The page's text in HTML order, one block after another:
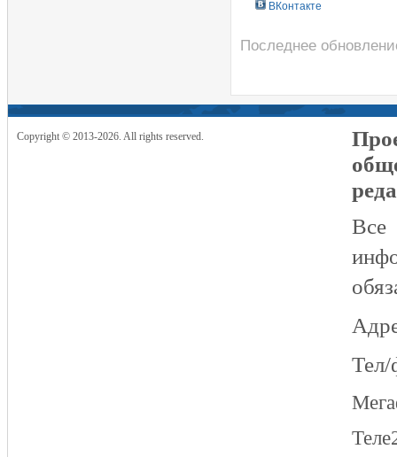
ВКонтакте
Последнее
Copyright © 2013-2026. All rights reserved.